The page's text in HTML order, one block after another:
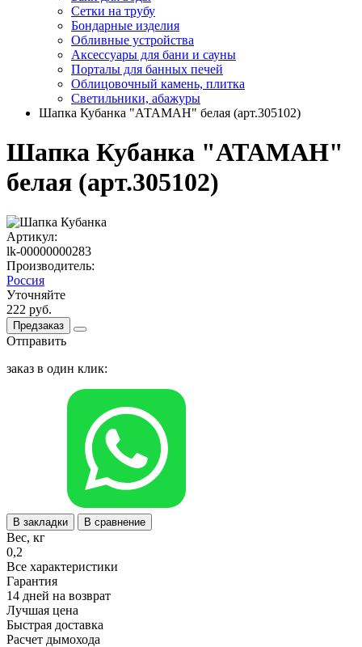
Сетки на трубу
Бондарные изделия
Обливные устройства
Аксессуары для бани и сауны
Порталы для банных печей
Облицовочный камень, плитка
Светильники, абажуры
Шапка Кубанка "АТАМАН" белая (арт.305102)
Шапка Кубанка "АТАМАН"
белая (арт.305102)
Артикул:
lk-00000000283
Производитель:
Россия
Уточняйте
222 руб.
Предзаказ
Отправить
заказ в один клик:
В закладки В сравнение
Вес, кг
0,2
Все характеристики
Гарантия
14 дней на возврат
Лучшая цена
Быстрая доставка
Расчет дымохода